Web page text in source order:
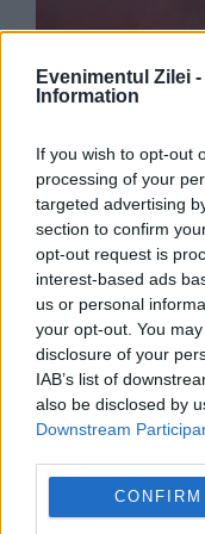
Evenimentul Zilei -
Information
If you wish to opt-out
processing of your
targeted advertising
section to confirm
opt-out request is
interest-based ads
us or personal
your opt-out. You
disclosure of your
IAB’s list of
also be disclosed by
Downstream
CONFIRM
Android este